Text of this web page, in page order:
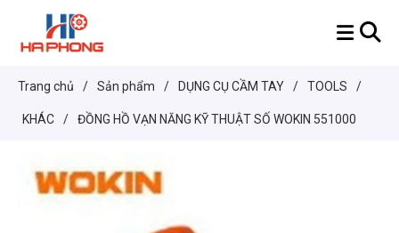
Trang chủ / Sản phẩm / DỤNG CỤ CẦM TAY / TOOLS /
KHÁC / ĐỒNG HỒ VẠN NĂNG KỸ THUẬT SỐ WOKIN 551000